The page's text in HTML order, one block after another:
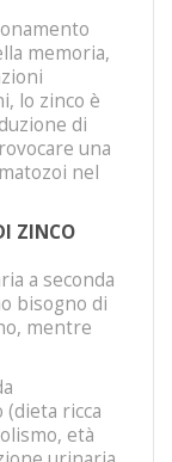
memoria,
lo zinco è
di
una
nel
ZINCO
a seconda
bisogno di
mentre
ricca
età